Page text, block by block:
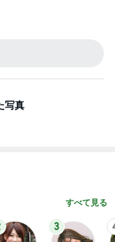
写真
すべて見る
3